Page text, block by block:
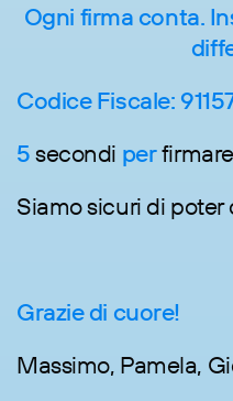
Ogni firma conta.
Codice Fiscale:
5secondi per
Siamo sicuri di poter
Grazie di cuore!
Massimo, Pamela,